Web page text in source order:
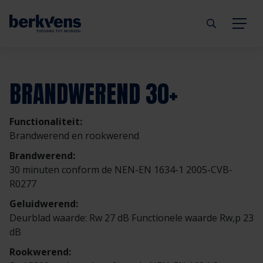
Deuren
Kozijnen
Hang- & sluitwerk
Diensten
Technische documentatie
Eengezinswoning
Meergezinswoning
Utiliteitsgebouw
Prefab woning
Aannemer
Architect
Projectontwikkelaar
Handelspartner
Inbraakwerend
Brandwerend
Geluidwerend
Rookwerend
Duurzaamheid
mijndeur.nl
Webshop
Inspiratie
Verkooppunten
Veelgestelde vragen
Blog
Organisatie
Duurzaamheid
GND Garantiedeuren
Werken bij Berkvens
BRANDWEREND 30+
Functionaliteit:
Brandwerend en rookwerend
Brandwerend:
30 minuten conform de NEN-EN 1634-1 2005-CVB-
R0277
Geluidwerend:
Deurblad waarde: Rw 27 dB Functionele waarde Rw,p 23
dB
Rookwerend: